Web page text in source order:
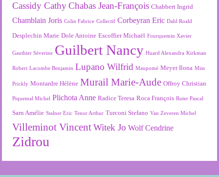
Cassidy Cathy Chabas Jean-François Chabbert Ingrid
Chamblain Joris Colin Fabrice Collectif Corbeyran Eric Dahl Roald
Desplechin Marie Dole Antoine Escoffier Michaël Fourquemin Xavier
Gauthier Séverine Guilbert Nancy Huard Alexandra Kirkman
Robert Lacombe Benjamin Lupano Wilfrid Maupomé Meyer Ilona Miss
Prickly Montardre Hélène Murail Marie-Aude Offroy Christian
Piquemal Michel Plichota Anne Radice Teresa Roca François Ruter Pascal
Sarn Amélie Stalner Eric Tenor Arthur Turconi Stefano Van Zeveren Michel
Villeminot Vincent Witek Jo Wolf Cendrine
Zidrou